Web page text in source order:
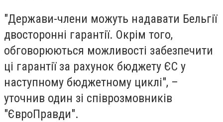
"Держави-члени можуть надавати Бельгії
двосторонні гарантії. Окрім того,
обговорюються можливості забезпечити
ці гарантії за рахунок бюджету ЄС у
наступному бюджетному циклі", –
уточнив один зі співрозмовників
"ЄвроПравди".